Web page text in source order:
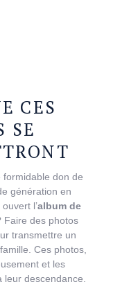
CES
SE
formidable don de
génération en
l’album de
des photos
transmettre un
Ces photos,
et les
descendance.